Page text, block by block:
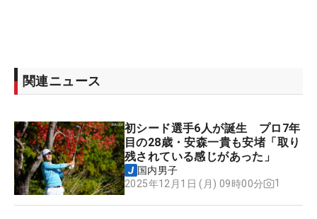
関連ニュース
初シード選手6人が誕生 プロ7年
目の28歳・安森一貴も安堵「取り
残されている感じがあった」
国内男子
2025年12月1日 (月) 09時00分
1